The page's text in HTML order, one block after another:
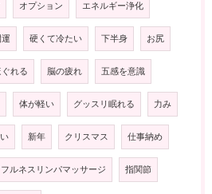
オプション エネルギー浄化
運 硬くて冷たい 下半身 お尻
ぐれる 脳の疲れ 五感を意識
体が軽い グッスリ眠れる 力み
新年 クリスマス 仕事納め
ルネスリンパマッサージ 指関節